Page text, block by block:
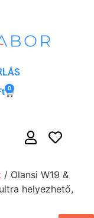
0
/ Olansi W19 &
helyezhető,